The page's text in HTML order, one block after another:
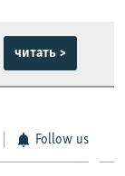
читать >
Follow us